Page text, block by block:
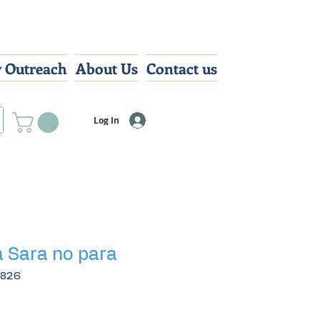
About Us Contact us
Log In
Sara no para